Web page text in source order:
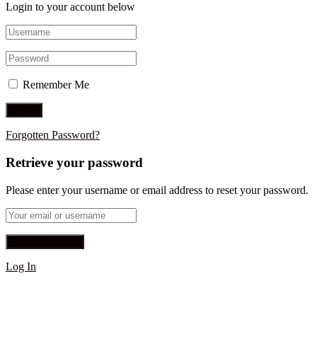
Login to your account below
Remember Me
Forgotten Password?
Retrieve your password
Please enter your username or email address to reset your password.
Log In